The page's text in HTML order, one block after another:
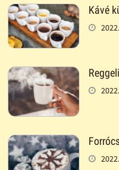
Kávé